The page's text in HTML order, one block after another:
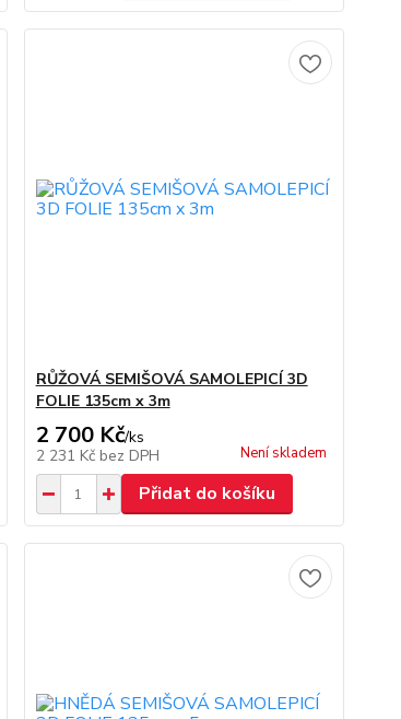
RŮŽOVÁ SEMIŠOVÁ SAMOLEPICÍ 3D
FOLIE 135cm x 3m
2 700 Kč/ks
2 231 Kč bez DPH Není skladem
Přidat do košíku